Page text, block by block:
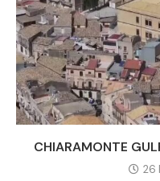
CHIARAMONTE
26